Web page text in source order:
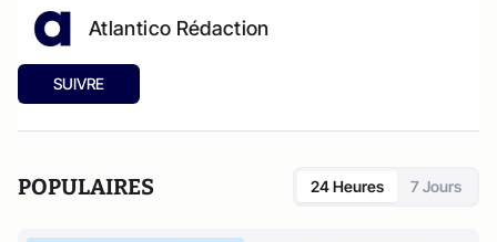
Atlantico Rédaction
SUIVRE
POPULAIRES 24 Heures 7 Jours